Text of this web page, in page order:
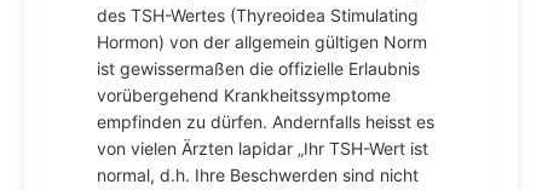
des TSH-Wertes (Thyreoidea Stimulating
Hormon) von der allgemein gültigen Norm
ist gewissermaßen die offizielle Erlaubnis
vorübergehend Krankheitssymptome
empfinden zu dürfen. Andernfalls heisst es
von vielen Ärzten lapidar „Ihr TSH-Wert ist
normal, d.h. Ihre Beschwerden sind nicht